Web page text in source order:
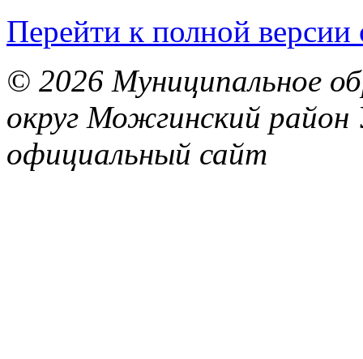
Перейти к полной версии
© 2026 Муниципальное
округ Можгинский район
официальный сайт